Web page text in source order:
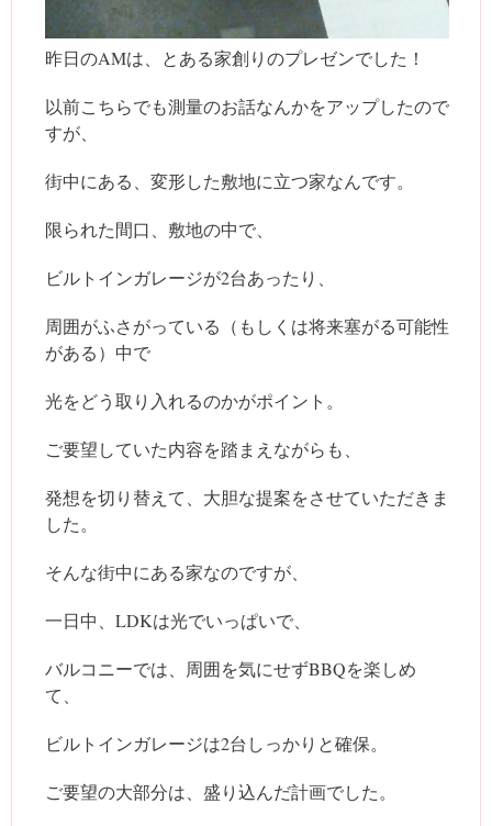
昨日のAMは、とある家創りのプレゼンでした！
以前こちらでも測量のお話なんかをアップしたので
すが、
街中にある、変形した敷地に立つ家なんです。
限られた間口、敷地の中で、
ビルトインガレージが2台あったり、
周囲がふさがっている（もしくは将来塞がる可能性
がある）中で
光をどう取り入れるのかがポイント。
ご要望していた内容を踏まえながらも、
発想を切り替えて、大胆な提案をさせていただきま
した。
そんな街中にある家なのですが、
一日中、LDKは光でいっぱいで、
バルコニーでは、周囲を気にせずBBQを楽しめ
て、
ビルトインガレージは2台しっかりと確保。
ご要望の大部分は、盛り込んだ計画でした。